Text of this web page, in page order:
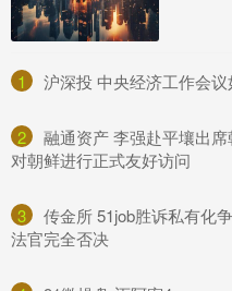
1 沪深投 中央经济工作会
2
融通资产 李强赴平壤出
对朝鲜进行正式友好访问
3
传金所 51job胜诉私有化
法官完全否决